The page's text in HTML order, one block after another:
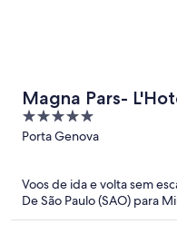
Magna Pars-
Small Luxury
World
5
out
Porta Genova
Voos de ida e volta sem
De São Paulo (SAO) para